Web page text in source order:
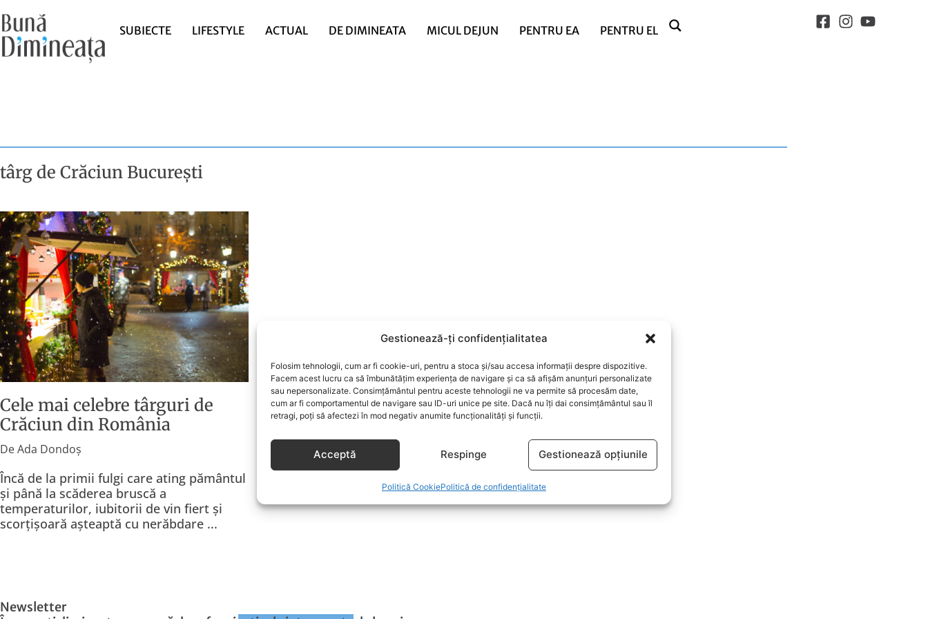
Gestionează-ți confidențialitatea
Folosim tehnologii, cum ar fi cookie-uri, pentru a stoca și/sau accesa informații despre dispozitive.
Facem acest lucru ca să îmbunătățim experiența de navigare și ca să afișăm anunțuri personalizate
sau nepersonalizate. Consimțământul pentru aceste tehnologii ne va permite să procesăm date,
cum ar fi comportamentul de navigare sau ID-uri unice pe site. Dacă nu îți dai consimțământul sau îl
retragi, poți să afectezi în mod negativ anumite funcționalități și funcții.
Acceptă Respinge Gestionează opțiunile
Politică CookiePolitică de confidențialitate
SUBIECTE LIFESTYLE ACTUAL DE DIMINEATA MICUL DEJUN PENTRU EA PENTRU EL
târg de Crăciun București
Cele mai celebre târguri de
Crăciun din România
DeAda Dondoș
Încă de la primii fulgi care ating pământul
și până la scăderea bruscă a
temperaturilor, iubitorii de vin fiert și
scorțișoară așteaptă cu nerăbdare ...
Newsletter